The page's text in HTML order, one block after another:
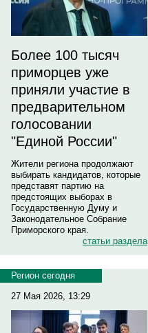
Более 100 тысяч
приморцев уже
приняли участие в
предварительном
голосовании
"Единой России"
Жители региона продолжают
выбирать кандидатов, которые
представят партию на
предстоящих выборах в
Государственную Думу и
Законодательное Собрание
Приморского края.
статьи раздела
Регион сегодня
27 Мая 2026, 13:29